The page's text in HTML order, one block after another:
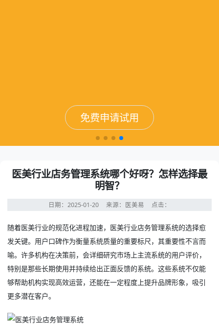
免费申请试用
免费申请试用
免费申请试用
免费申请试用
医美行业店务管理系统哪个好呀？怎样选择最
明智？
日期：2025-01-20 来源：医美易 点击：
随着医美行业的规范化进程加速， 医美行业店务管理系统的选择愈
发关键。用户口碑作为衡量系统质量的重要标尺，其重要性不言而
喻。许多机构在决策前，会详细研究市场上主流系统的用户评价，
特别是那些长期使用并持续给出正面反馈的系统。这些系统不仅能
够帮助机构实现高效运营，还能在一定程度上提升品牌形象，吸引
更多潜在客户。